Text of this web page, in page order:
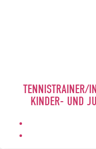
TENNISTRAINER/
KINDER- UND